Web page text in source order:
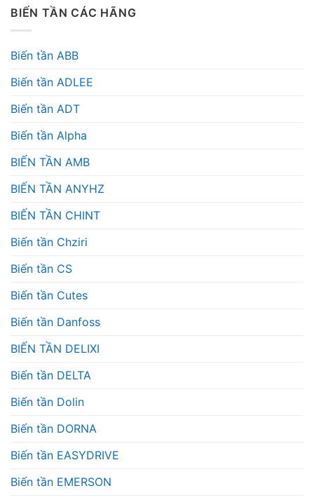
BIẾN TẦN CÁC HÃNG
Biến tần ABB
Biến tần ADLEE
Biến tần ADT
Biến tần Alpha
BIẾN TẦN AMB
BIẾN TẦN ANYHZ
BIẾN TẦN CHINT
Biến tần Chziri
Biến tần CS
Biến tần Cutes
Biến tần Danfoss
BIẾN TẦN DELIXI
Biến tần DELTA
Biến tần Dolin
Biến tần DORNA
Biến tần EASYDRIVE
Biến tần EMERSON